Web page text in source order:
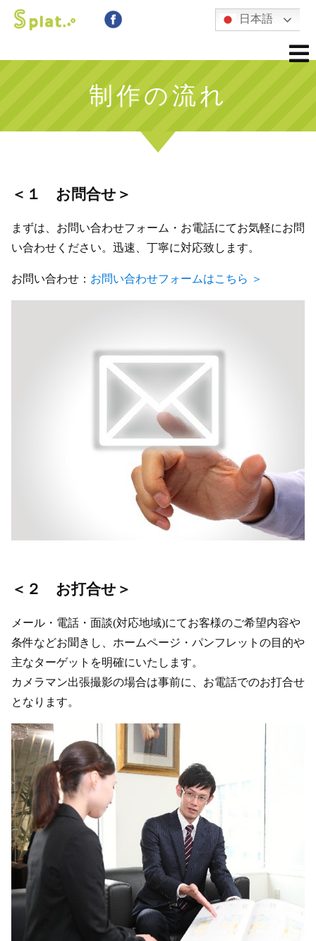
日本語
制作の流れ
＜１ お問合せ＞
まずは、お問い合わせフォーム・お電話にてお気軽にお問
い合わせください。迅速、丁寧に対応致します。
お問い合わせ： お問い合わせフォームはこちら ＞
＜２ お打合せ＞
メール・電話・面談(対応地域)にてお客様のご希望内容や
条件などお聞きし、ホームページ・パンフレットの目的や
主なターゲットを明確にいたします。
カメラマン出張撮影の場合は事前に、お電話でのお打合せ
となります。